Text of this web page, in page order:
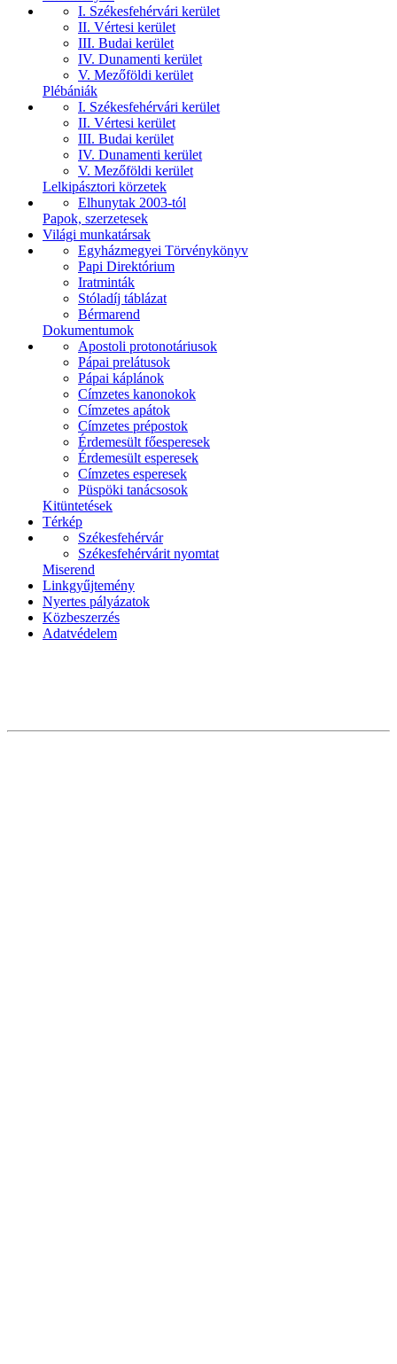
I. Székesfehérvári kerület
II. Vértesi kerület
III. Budai kerület
IV. Dunamenti kerület
V. Mezőföldi kerület
Plébániák
I. Székesfehérvári kerület
II. Vértesi kerület
III. Budai kerület
IV. Dunamenti kerület
V. Mezőföldi kerület
Lelkipásztori körzetek
Elhunytak 2003-tól
Papok, szerzetesek
Világi munkatársak
Egyházmegyei Törvénykönyv
Papi Direktórium
Iratminták
Stóladíj táblázat
Bérmarend
Dokumentumok
Apostoli protonotáriusok
Pápai prelátusok
Pápai káplánok
Címzetes kanonokok
Címzetes apátok
Címzetes prépostok
Érdemesült főesperesek
Érdemesült esperesek
Címzetes esperesek
Püspöki tanácsosok
Kitüntetések
Térkép
Székesfehérvár
Székesfehérvárit nyomtat
Miserend
Linkgyűjtemény
Nyertes pályázatok
Közbeszerzés
Adatvédelem